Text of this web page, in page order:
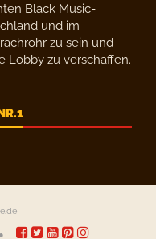
Black Music-
und im
zu sein und
Lobby zu verschaffen.